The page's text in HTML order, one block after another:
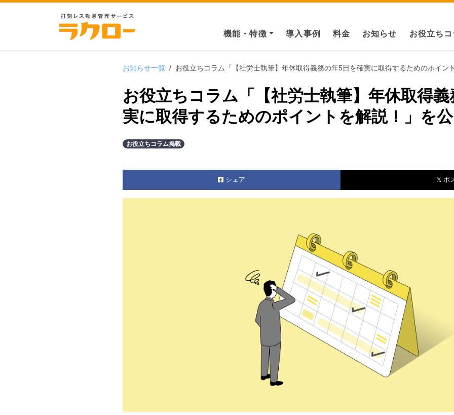
機能・特徴 導入事例 料金 お知らせ お役立ちコ
お知らせ一覧 / お役立ちコラム「【社労士執筆】年休取得義務の年5日を確実に取得するためのポイン
お役立ちコラム「【社労士執筆】年休取得
実に取得するためのポイントを解説！」を
お役立ちコラム掲載
シェア 𝕏 ポ